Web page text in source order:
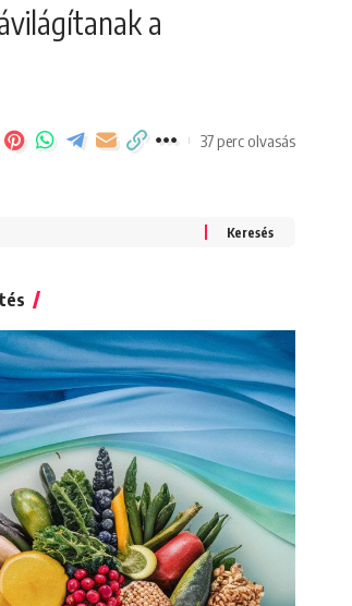
a
37 perc olvasás